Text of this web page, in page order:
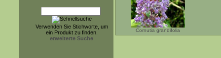
Verwenden Sie Stichworte, um
ein Produkt zu finden.
erweiterte Suche
Cornutia grandifolia